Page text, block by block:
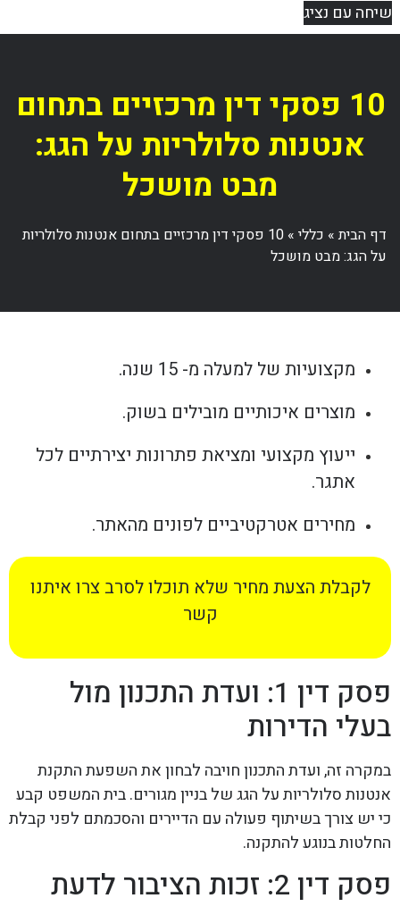
שיחה עם נציג
10 פסקי דין מרכזיים בתחום
אנטנות סלולריות על הגג:
מבט מושכל
דף הבית» כללי»
10 פסקי דין מרכזיים בתחום אנטנות סלולריות
על הגג: מבט מושכל
מקצועיות של למעלה מ- 15 שנה.
מוצרים איכותיים מובילים בשוק.
ייעוץ מקצועי ומציאת פתרונות יצירתיים לכל
אתגר.
מחירים אטרקטיביים לפונים מהאתר.
לקבלת הצעת מחיר שלא תוכלו לסרב צרו איתנו
קשר
פסק דין 1: ועדת התכנון מול
בעלי הדירות
במקרה זה, ועדת התכנון חויבה לבחון את השפעת התקנת
אנטנות סלולריות על הגג של בניין מגורים. בית המשפט קבע
כי יש צורך בשיתוף פעולה עם הדיירים והסכמתם לפני קבלת
החלטות בנוגע להתקנה.
פסק דין 2: זכות הציבור לדעת